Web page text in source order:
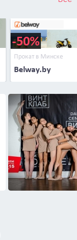
-50%
Прокат в Минске
Belway.by